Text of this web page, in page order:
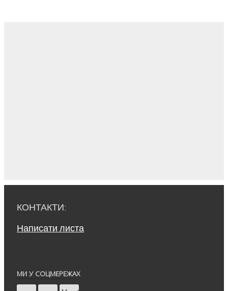
КОНТАКТИ:
Написати листа
МИ У СОЦМЕРЕЖАХ